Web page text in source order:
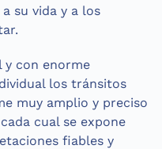
su vida y a los
y con enorme
los tránsitos
muy amplio y preciso
cual se expone
fiables y